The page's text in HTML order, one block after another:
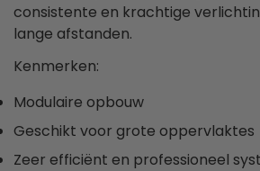
consistente en krachtige
lange afstanden.
Kenmerken:
Modulaire opbouw
Geschikt voor grote oppervlaktes
Zeer efficiënt en professioneel